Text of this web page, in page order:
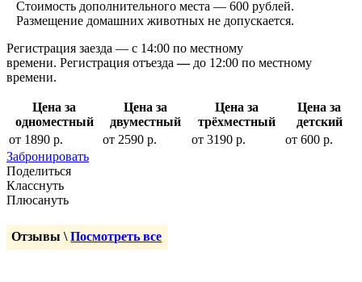
Стоимость дополнительного места — 600 рублей.
Размещение домашних животных не допускается.
Регистрация заезда — с 14:00 по местному
времени. Регистрация отъезда — до 12:00 по местному
времени.
Цена за
одноместный
Цена за
двуместный
Цена за
трёхместный
Цена за
детский
от 1890 р.
от 2590 р. от 3190 р.
от 600 р.
Забронировать
Поделиться
Класснуть
Плюсануть
Отзывы \Посмотреть все